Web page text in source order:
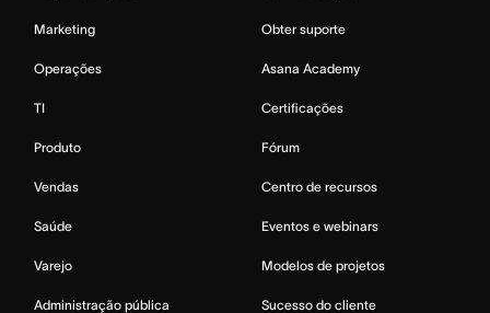
Marketing
Operações
TI
Produto
Vendas
Saúde
Varejo
Administração pública
Obter suporte
Asana Academy
Certificações
Fórum
Centro de recursos
Eventos e webinars
Modelos de projetos
Sucesso do cliente